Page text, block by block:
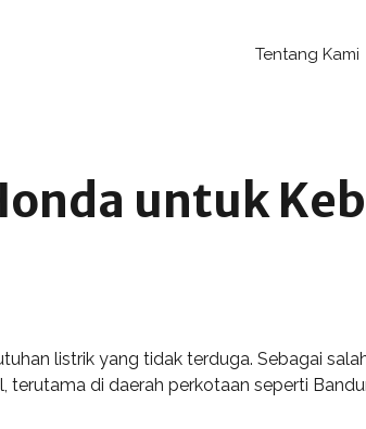
Tentang Kami
untuk
listrik yang tidak terduga. Sebagai
terutama di daerah perkotaan seperti